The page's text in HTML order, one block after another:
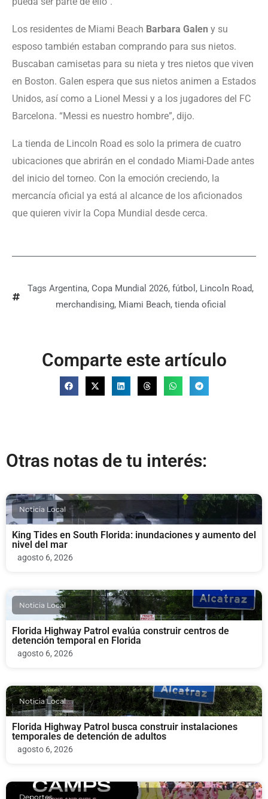
Los residentes de Miami Beach Barbara Galen y su
esposo también estaban comprando para sus nietos.
Buscaban camisetas para su nieta y tres nietos que viven
en Boston. Galen espera que sus nietos animen a Estados
Unidos, así como a Lionel Messi y a los jugadores del FC
Barcelona. “Messi es nuestro hombre”, dijo.
La tienda de Lincoln Road es solo la primera de cuatro
ubicaciones que abrirán en el condado Miami-Dade antes
del inicio del torneo. Con la emoción creciendo, la
mercancía oficial ya está al alcance de los aficionados
que quieren vivir la Copa Mundial desde cerca.
Tags Argentina, Copa Mundial 2026, fútbol , Lincoln Road,
merchandising, Miami Beach, tienda oficial
Comparte este artículo
Otras notas de tu interés:
Noticia Local
King Tides en South Florida: inundaciones y aumento del
nivel del mar
agosto 6, 2026
Noticia Local
Florida Highway Patrol evalúa construir centros de
detención temporal en Florida
agosto 6, 2026
Noticia Local
Florida Highway Patrol busca construir instalaciones
temporales de detención de adultos
agosto 6, 2026
Deportes